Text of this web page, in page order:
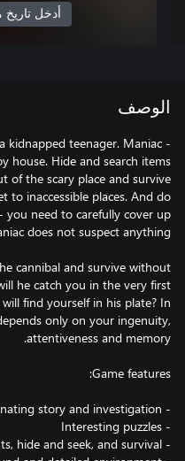
أدخل تاريخ
الوصف
kidnapped teenager. Maniac -
house. Hide and search items
of the scary place and survive
to inaccessible places. And do
need to carefully cover up
cannibal and survive without
he catch you in the very first
find yourself in his plate? In
only on your ingenuity,